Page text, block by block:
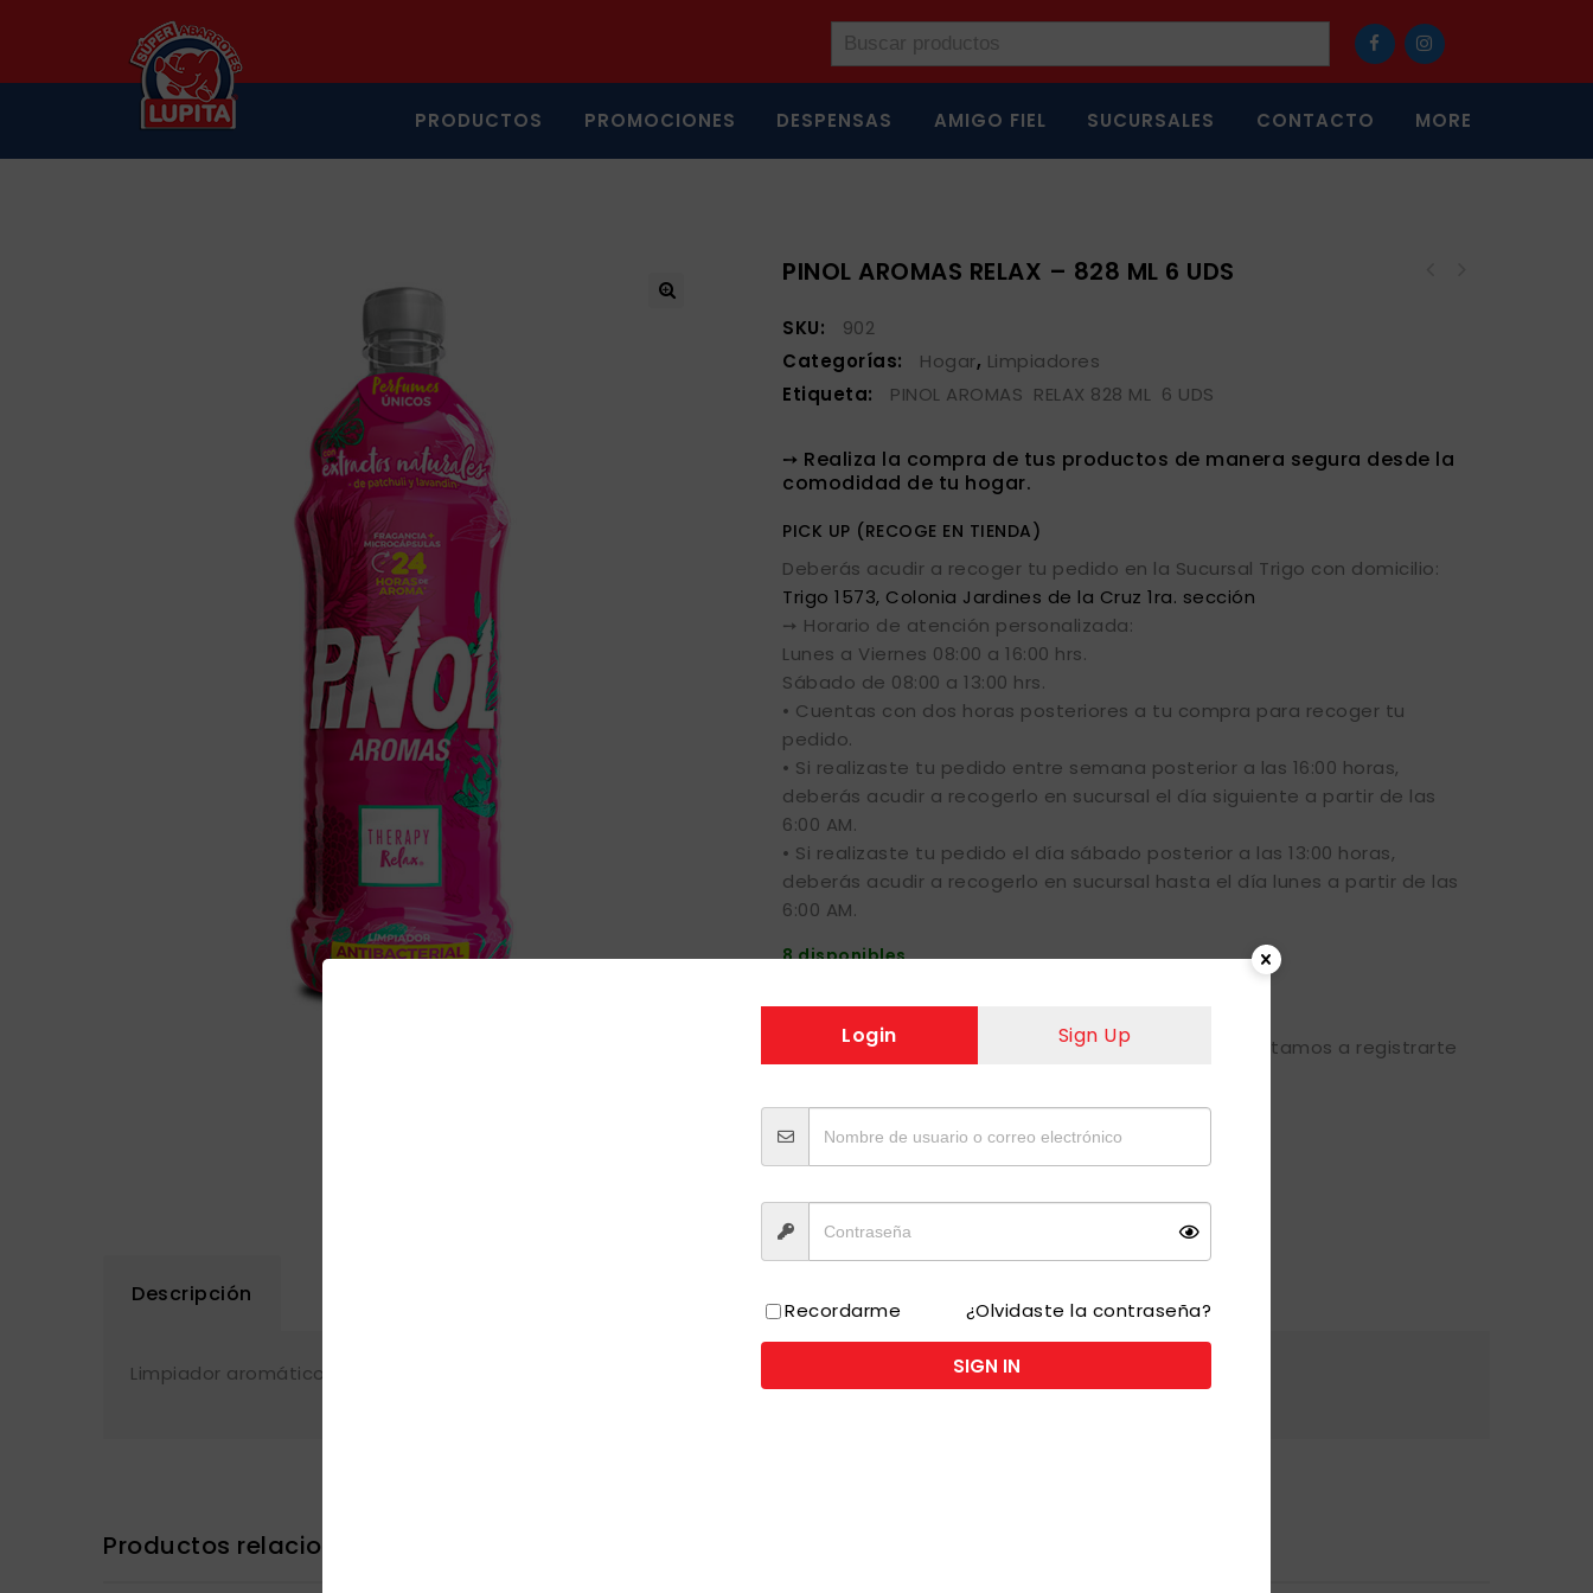
PRODUCTOS PROMOCIONES DESPENSAS AMIGO FIEL SUCURSALES CONTACTO MORE
PINOL AROMAS RELAX – 828 ML 6 UDS
SKU:
902
Categorías:
Hogar, Limpiadores
Etiqueta:
PINOL AROMAS RELAX 828 ML 6 UDS
➙ Realiza la compra de tus productos de manera segura desde la
comodidad de tu hogar.
PICK UP (RECOGE EN TIENDA)
Deberás acudir a recoger tu pedido en la Sucursal Trigo con domicilio:
Trigo 1573, Colonia Jardines de la Cruz 1ra. sección
➙ Horario de atención personalizada:
Lunes a Viernes 08:00 a 16:00 hrs.
Sábado de 08:00 a 13:00 hrs.
• Cuentas con dos horas posteriores a tu compra para recoger tu
pedido.
• Si realizaste tu pedido entre semana posterior a las 16:00 horas,
deberás acudir a recogerlo en sucursal el día siguiente a partir de las
6:00 AM.
• Si realizaste tu pedido el día sábado posterior a las 13:00 horas,
deberás acudir a recogerlo en sucursal hasta el día lunes a partir de las
6:00 AM.
8 disponibles
Si estas interesado en nuestros productos, te invitamos a registrarte
INGRESAR/ REGISTRAR
Descripción
Limpiador aromático con el que disfrutarás de fragancias únicas y extractos naturales
Productos relacionados
Login Sign Up
Recordarme ¿Olvidaste la contraseña?
SIGN IN